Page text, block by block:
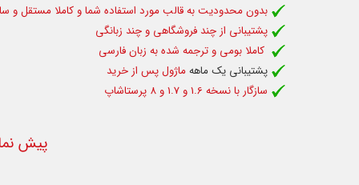
بدون محدودیت به قالب مورد استفاده شما و کاملا مستقل و
پشتیبانی از چند فروشگاهی و چند زبانگی
کاملا بومی و ترجمه شده به زبان فارسی
پشتیبانی یک ماههماژول پس از خرید
سازگار با نسخه 1.6 و 1.7 و 8 پرستاشاپ
پیش